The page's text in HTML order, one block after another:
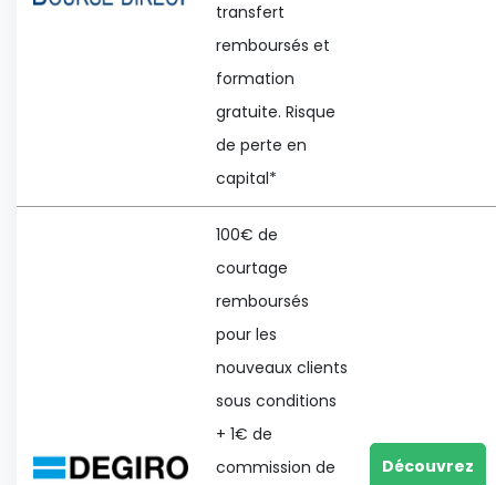
transfert
remboursés et
formation
gratuite. Risque
de perte en
capital*
100€ de
courtage
remboursés
pour les
nouveaux clients
sous conditions
+ 1€ de
commission de
Découvrez